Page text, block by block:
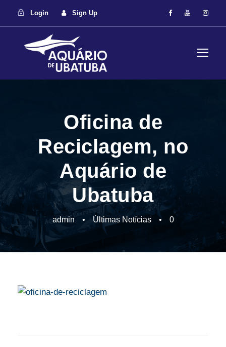
Login Sign Up
Oficina de
Reciclagem, no
Aquário de
Ubatuba
admin • Últimas Notícias • 0